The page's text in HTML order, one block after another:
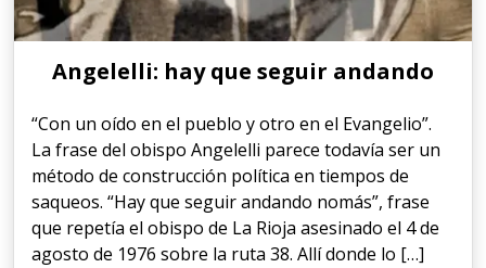
Angelelli: hay que seguir andando
“Con un oído en el pueblo y otro en el Evangelio”.
La frase del obispo Angelelli parece todavía ser un
método de construcción política en tiempos de
saqueos. “Hay que seguir andando nomás”, frase
que repetía el obispo de La Rioja asesinado el 4 de
agosto de 1976 sobre la ruta 38. Allí donde lo […]